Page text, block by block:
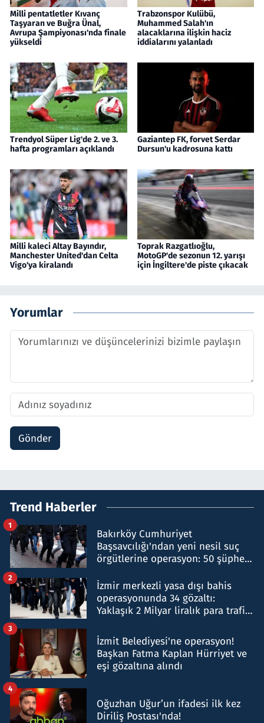
Milli pentatletler Kıvanç
Taşyaran ve Buğra Ünal,
Avrupa Şampiyonası'nda finale
yükseldi
Trabzonspor Kulübü,
Muhammed Salah'ın
alacaklarına ilişkin haciz
iddialarını yalanladı
Trendyol Süper Lig'de 2. ve 3.
hafta programları açıklandı
Gaziantep FK, forvet Serdar
Dursun'u kadrosuna kattı
Milli kaleci Altay Bayındır,
Manchester United'dan Celta
Vigo'ya kiralandı
Toprak Razgatlıoğlu,
MotoGP'de sezonun 12. yarışı
için İngiltere'de piste çıkacak
Yorumlar
Gönder
Trend Haberler
Bakırköy Cumhuriyet
Başsavcılığı'ndan yeni nesil suç
örgütlerine operasyon: 50 şüpheli
1
İzmir merkezli yasa dışı bahis
operasyonunda 34 gözaltı:
Yaklaşık 2 Milyar liralık para trafiği
2
İzmit Belediyesi'ne operasyon!
Başkan Fatma Kaplan Hürriyet ve
eşi gözaltına alındı
3
Oğuzhan Uğur’un ifadesi ilk kez
Diriliş Postası'nda!
4